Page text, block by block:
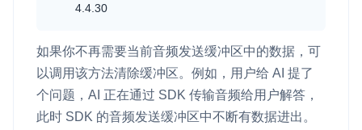
水晶球
控制台
开通和管理声网各项产品服务的统一入口
低代码应用平台
4.4.30
如果你不再需要当前音频发送缓冲区中的数据，可
以调用该方法清除缓冲区。例如，用户给 AI 提了
个问题，AI 正在通过 SDK 传输音频给用户解答，
此时 SDK 的音频发送缓冲区中不断有数据进出。